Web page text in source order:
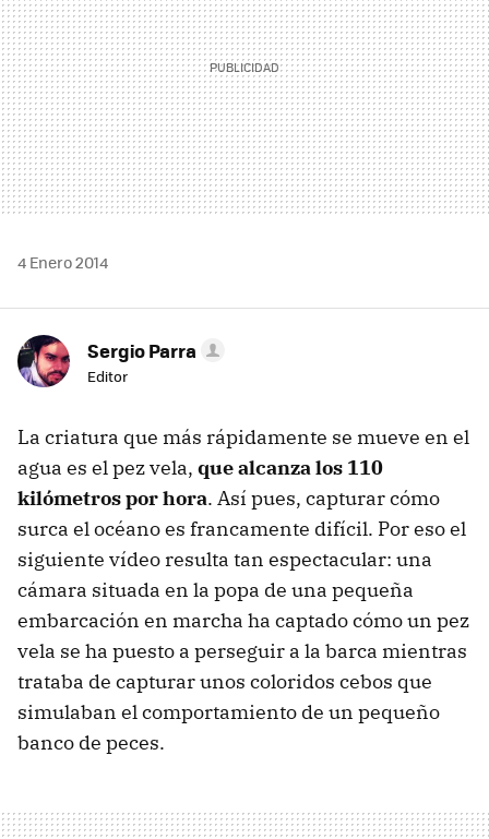
4 Enero 2014
Sergio Parra
Editor
La criatura que más rápidamente se mueve en el
agua es el pez vela, que alcanza los 110
kilómetros por hora. Así pues, capturar cómo
surca el océano es francamente difícil. Por eso el
siguiente vídeo resulta tan espectacular: una
cámara situada en la popa de una pequeña
embarcación en marcha ha captado cómo un pez
vela se ha puesto a perseguir a la barca mientras
trataba de capturar unos coloridos cebos que
simulaban el comportamiento de un pequeño
banco de peces.